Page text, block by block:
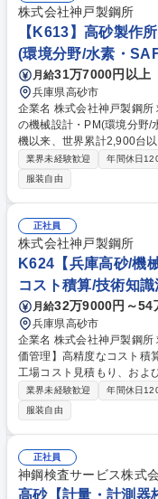
でも1日分の給与を全額支
当が支給されるなど、移動
組みを徹底しています。 募集職種 【製造・未経験歓迎】冷暖房完備の大
手工場内／年間休日121日/
株式会社神戸製鋼所
【K613】高砂製作
(環境分野/水素・
月給31万7000円以上
兵庫県高砂市
企業名 株式会社神戸製鋼所 求人名 【K613】高砂製作所/レシプロ圧縮機
の機械設計・PM(環境分野/水素・SAF関連) 仕
機以来、世界累計2,900台
計・開発およびプロジェク
結する、やりがいある最先端のポジショ
の設計、調査、実験、基本
クト管理 (3)次世代エネル
発 入社後1年程度は標準機
を目指します。少数精鋭の
し、出荷されるまでを直接見届け
613】高砂製作所/レシプロ
連)
業界未経験歓迎 年間休日
服装自由
正社員
株式会社神戸製鋼所
K624【兵庫高砂/機
コスト積算/技術知
月給32万9000円～54
兵庫県高砂市
企業名 株式会社神戸製鋼所 求人名 K624【兵庫高砂/機械製造における原
価管理】高精度なコスト積算/技術知識活用 仕
工場コスト見積もり、およ
計・資材部門のハブとなり
化に貢献する、やりがいの大きな業務です。
中心とした工場コストの積
■受注オーダーの原価管理
し、半年～1年で単独アウ
化・積算精度向上に貢献■
上へ直接的に寄与 ★コスト
業界未経験歓迎 年間休日
服装自由
正社員
神鋼検査サービス株式
高砂【計量・計測器